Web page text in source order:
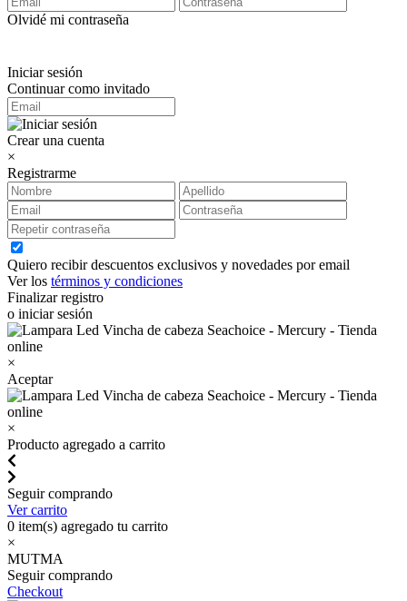
Olvidé mi contraseña
Iniciar sesión
Continuar como invitado
Crear una cuenta
×
Registrarme
Quiero recibir descuentos exclusivos y novedades por email
Ver los términos y condiciones
Finalizar registro
o iniciar sesión
×
Aceptar
×
Producto agregado a carrito
Seguir comprando
Ver carrito
0 item(s) agregado tu carrito
×
MUTMA
Seguir comprando
Checkout